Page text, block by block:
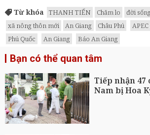
Từ khóa THANH TIẾN Chăm lo đời
xã nông thôn mới
An Giang Châu Phú
Phú Quốc
An Giang Báo An Giang
Bạn có thể quan tâm
Tiếp nhận 47
Nam bị Hoa